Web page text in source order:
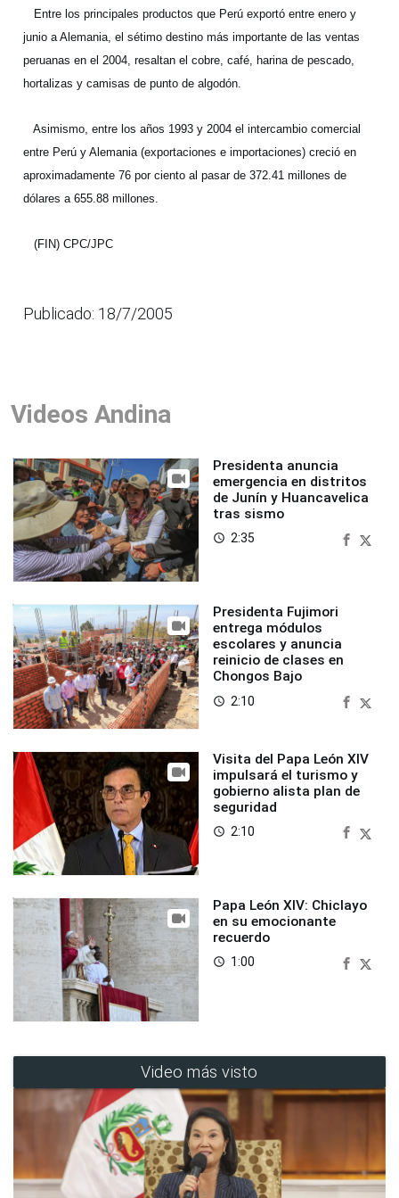
Entre los principales productos que Perú exportó entre enero y
junio a Alemania, el sétimo destino más importante de las ventas
peruanas en el 2004, resaltan el cobre, café, harina de pescado,
hortalizas y camisas de punto de algodón.
Asimismo, entre los años 1993 y 2004 el intercambio comercial
entre Perú y Alemania (exportaciones e importaciones) creció en
aproximadamente 76 por ciento al pasar de 372.41 millones de
dólares a 655.88 millones.
(FIN) CPC/JPC
Publicado: 18/7/2005
Videos Andina
Presidenta anuncia
emergencia en distritos
de Junín y Huancavelica
tras sismo
access_time 2:35
Presidenta Fujimori
entrega módulos
escolares y anuncia
reinicio de clases en
Chongos Bajo
access_time 2:10
Visita del Papa León XIV
impulsará el turismo y
gobierno alista plan de
seguridad
access_time 2:10
Papa León XIV: Chiclayo
en su emocionante
recuerdo
access_time 1:00
Video más visto